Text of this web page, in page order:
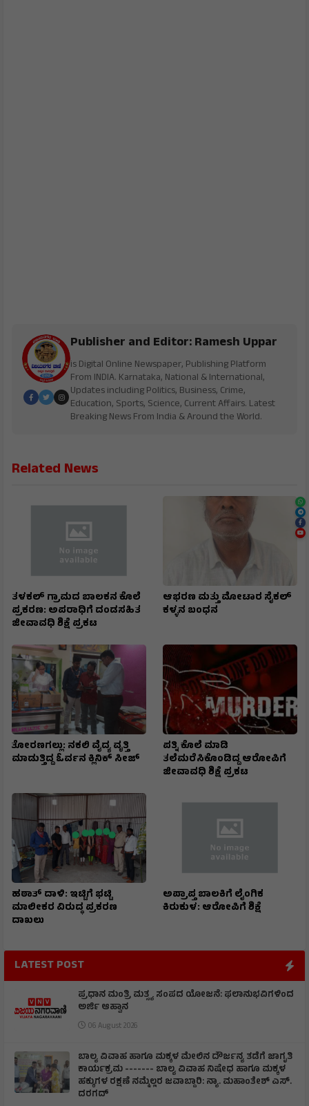
Publisher and Editor: Ramesh Uppar
is Digital Online Newspaper, Publishing Platform
From INDIA. Karnataka, National & International,
Updates including Politics, Business, Crime,
Education, Sports, Science, Current Affairs. Latest
Breaking News From India & Around the World.
Related News
ತಳಕಲ್ ಗ್ರಾಮದ ಬಾಲಕನ ಕೊಲೆ
ಪ್ರಕರಣ: ಅಪರಾಧಿಗೆ ದಂಡಸಹಿತ
ಜೀವಾವಧಿ ಶಿಕ್ಷೆ ಪ್ರಕಟ
ಆಭರಣ ಮತ್ತು ಮೋಟಾರ ಸೈಕಲ್
ಕಳ್ಳನ ಬಂಧನ
ತೋರಣಗಲ್ಲು: ನಕಲಿ ವೈದ್ಯ ವೃತ್ತಿ
ಮಾಡುತ್ತಿದ್ದ ಓರ್ವನ ಕ್ಲಿನಿಕ್ ಸೀಜ್
ಪತ್ನಿ ಕೊಲೆ ಮಾಡಿ
ತಲೆಮರೆಸಿಕೊಂಡಿದ್ದ ಆರೋಪಿಗೆ
ಜೀವಾವಧಿ ಶಿಕ್ಷೆ ಪ್ರಕಟ
ಹಠಾತ್ ದಾಳಿ: ಇಟ್ಟಿಗೆ ಭಟ್ಟಿ
ಮಾಲೀಕರ ವಿರುದ್ಧ ಪ್ರಕರಣ
ದಾಖಲು
ಅಪ್ರಾಪ್ತ ಬಾಲಕಿಗೆ ಲೈಂಗಿಕ
ಕಿರುಕುಳ: ಆರೋಪಿಗೆ ಶಿಕ್ಷೆ
LATEST POST
ಪ್ರಧಾನ ಮಂತ್ರಿ ಮತ್ಸ್ಯ ಸಂಪದ ಯೋಜನೆ: ಫಲಾನುಭವಿಗಳಿಂದ
ಅರ್ಜಿ ಆಹ್ವಾನ
06 August 2026
ಬಾಲ್ಯ ವಿವಾಹ ಹಾಗೂ ಮಕ್ಕಳ ಮೇಲಿನ ದೌರ್ಜನ್ಯ ತಡೆಗೆ ಜಾಗೃತಿ
ಕಾರ್ಯಕ್ರಮ ------- ಬಾಲ್ಯ ವಿವಾಹ ನಿಷೇಧ ಹಾಗೂ ಮಕ್ಕಳ
ಹಕ್ಕುಗಳ ರಕ್ಷಣೆ ನಮ್ಮೆಲ್ಲರ ಜವಾಬ್ದಾರಿ: ನ್ಯಾ. ಮಹಾಂತೇಶ್ ಎಸ್.
ದರಗದ್